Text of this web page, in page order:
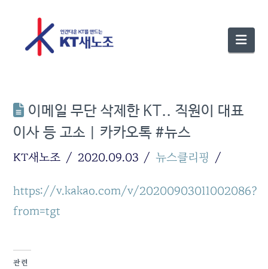
이메일 무단 삭제한 KT.. 직원이 대표
이사 등 고소 | 카카오톡 #뉴스
KT새노조 2020.09.03 뉴스클리핑
https://v.kakao.com/v/20200903011002086?
from=tgt
관련